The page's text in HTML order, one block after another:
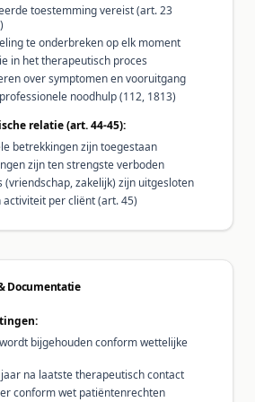
toestemming vereist (art. 23
te onderbreken op elk moment
in het therapeutisch proces
over symptomen en vooruitgang
noodhulp (112, 1813)
relatie (art. 44-45):
betrekkingen zijn toegestaan
zijn ten strengste verboden
(vriendschap, zakelijk) zijn uitgesloten
per cliënt (art. 45)
Documentatie
bijgehouden conform wettelijke
na laatste therapeutisch contact
conform wet patiëntenrechten